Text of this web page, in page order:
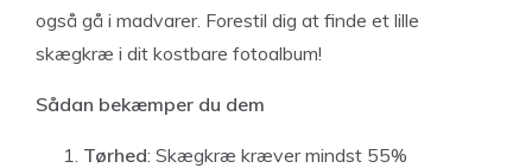
også gå i madvarer. Forestil dig at finde et lille
skægkræ i dit kostbare fotoalbum!
Sådan bekæmper du dem
Tørhed: Skægkræ kræver mindst 55%